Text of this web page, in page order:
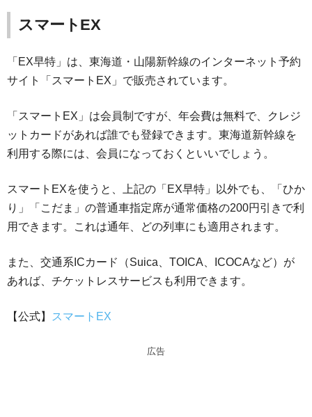
スマートEX
「EX早特」は、東海道・山陽新幹線のインターネット予約
サイト「スマートEX」で販売されています。
「スマートEX」は会員制ですが、年会費は無料で、クレジ
ットカードがあれば誰でも登録できます。東海道新幹線を
利用する際には、会員になっておくといいでしょう。
スマートEXを使うと、上記の「EX早特」以外でも、「ひか
り」「こだま」の普通車指定席が通常価格の200円引きで利
用できます。これは通年、どの列車にも適用されます。
また、交通系ICカード（Suica、TOICA、ICOCAなど）が
あれば、チケットレスサービスも利用できます。
【公式】 スマートEX
広告